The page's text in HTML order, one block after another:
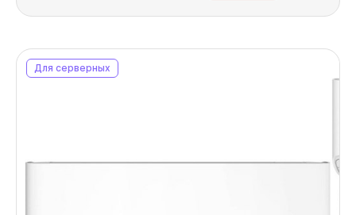
Для серверных